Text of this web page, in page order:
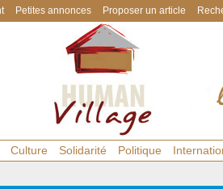
Petites annonces Proposer un article
Culture Solidarité Politique